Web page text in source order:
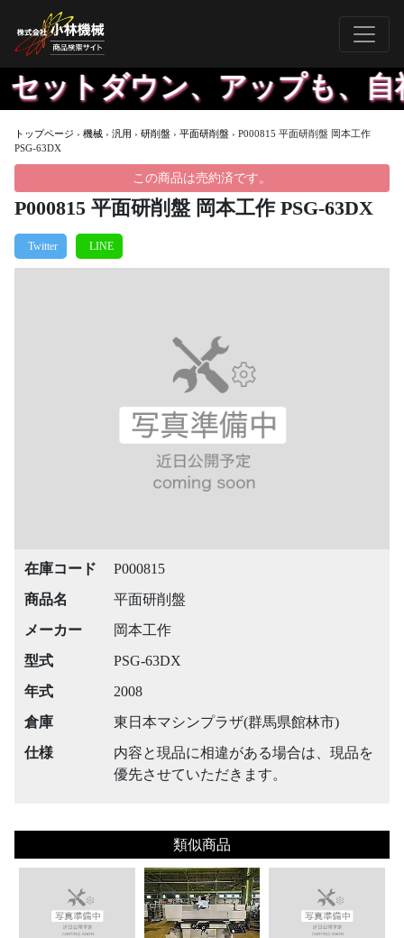
ダウン、アップも、自社
トップページ › 機械 › 汎用 › 研削盤 › 平面研削盤 › P000815 平面研削盤 岡本工作
PSG-63DX
この商品は売約済です。
P000815 平面研削盤 岡本工作 PSG-63DX
在庫コード
P000815
商品名
平面研削盤
メーカー
岡本工作
型式
PSG-63DX
年式
2008
倉庫
東日本マシンプラザ(群馬県館林市)
仕様
内容と現品に相違がある場合は、現品を
優先させていただきます。
類似商品